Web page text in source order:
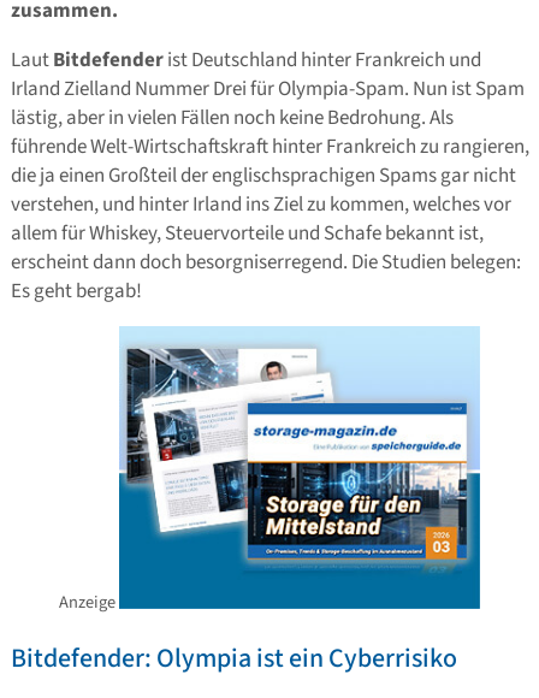
zusammen.
LautBitdefenderist Deutschland hinter Frankreich und
Irland Zielland Nummer Drei für Olympia-Spam. Nun ist Spam
lästig, aber in vielen Fällen noch keine Bedrohung. Als
führende Welt-Wirtschaftskraft hinter Frankreich zu rangieren,
die ja einen Großteil der englischsprachigen Spams gar nicht
verstehen, und hinter Irland ins Ziel zu kommen, welches vor
allem für Whiskey, Steuervorteile und Schafe bekannt ist,
erscheint dann doch besorgniserregend. Die Studien belegen:
Es geht bergab!
Anzeige
Bitdefender: Olympia ist ein Cyberrisiko